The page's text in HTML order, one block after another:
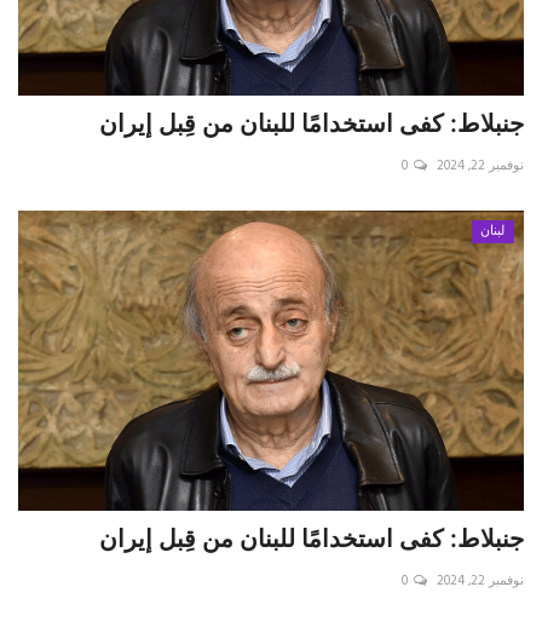
جنبلاط: كفى استخدامًا للبنان من قِبل إيران
نوفمبر 22, 2024 0
لبنان
جنبلاط: كفى استخدامًا للبنان من قِبل إيران
نوفمبر 22, 2024 0